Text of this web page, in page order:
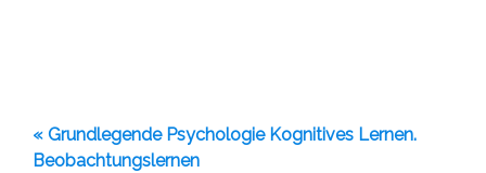
« Grundlegende Psychologie Kognitives Lernen.
Beobachtungslernen